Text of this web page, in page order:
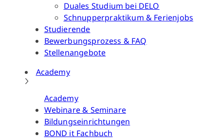
Duales Studium bei DELO
Schnupperpraktikum & Ferienjobs
Studierende
Bewerbungsprozess & FAQ
Stellenangebote
Academy
Academy
Webinare & Seminare
Bildungseinrichtungen
BOND it Fachbuch